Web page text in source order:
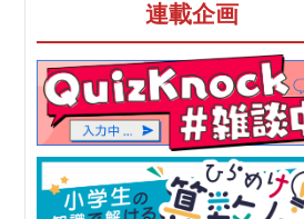
連載企画